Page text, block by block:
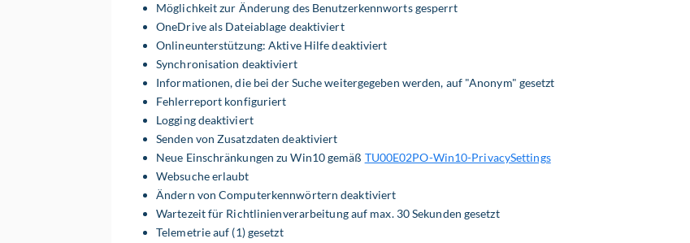
Möglichkeit zur Änderung des Benutzerkennworts gesperrt
OneDrive als Dateiablage deaktiviert
Onlineunterstützung: Aktive Hilfe deaktiviert
Synchronisation deaktiviert
Informationen, die bei der Suche weitergegeben werden, auf "Anonym" gesetzt
Fehlerreport konfiguriert
Logging deaktiviert
Senden von Zusatzdaten deaktiviert
Neue Einschränkungen zu Win10 gemäß TU00E02PO-Win10-PrivacySettings
Websuche erlaubt
Ändern von Computerkennwörtern deaktiviert
Wartezeit für Richtlinienverarbeitung auf max. 30 Sekunden gesetzt
Telemetrie auf (1) gesetzt